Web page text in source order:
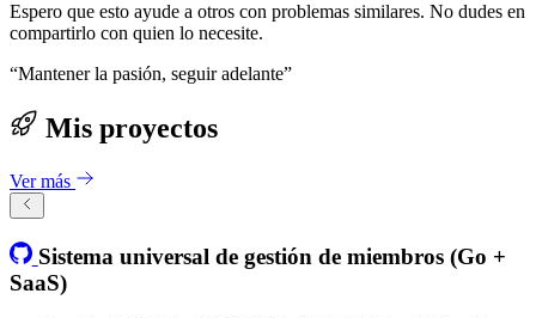
Espero que esto ayude a otros con problemas similares. No dudes en
compartirlo con quien lo necesite.
“Mantener la pasión, seguir adelante”
Mis proyectos
Ver más
Sistema universal de gestión de miembros (Go +
SaaS)